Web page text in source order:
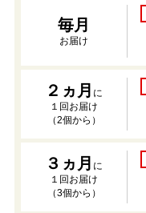
毎月
お届け
２ヵ月 に
１回お届け
（2個から）
３ヵ月 に
１回お届け
（3個から）